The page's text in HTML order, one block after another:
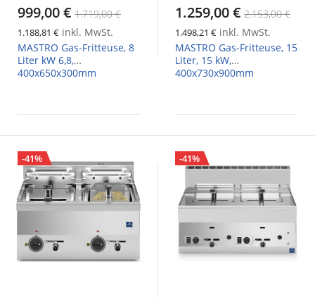
999,00 € 1.719,00 €
1.188,81 € inkl. MwSt.
MASTRO Gas-Fritteuse, 8
Liter kW 6,8,
400x650x300mm
1.259,00 € 2.153,00 €
1.498,21 € inkl. MwSt.
MASTRO Gas-Fritteuse, 15
Liter, 15 kW,
400x730x900mm
-41% -41%